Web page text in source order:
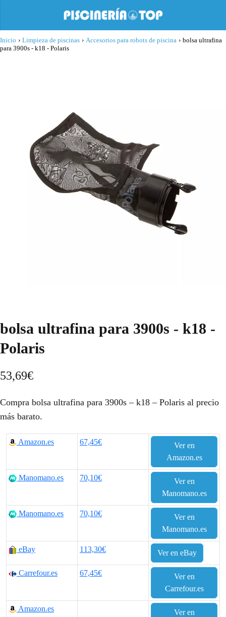
Inicio › Limpieza de piscinas › Accesorios para robots de piscina › bolsa ultrafina
para 3900s - k18 - Polaris
bolsa ultrafina para 3900s - k18 -
Polaris
53,69€
Compra bolsa ultrafina para 3900s – k18 – Polaris al precio
más barato.
Amazon.es 67,45€
Ver en
Amazon.es
Manomano.es 70,10€
Ver en
Manomano.es
Manomano.es 70,10€
Ver en
Manomano.es
eBay 113,30€ Ver en eBay
Carrefour.es 67,45€
Ver en
Carrefour.es
Amazon.es
Ver en